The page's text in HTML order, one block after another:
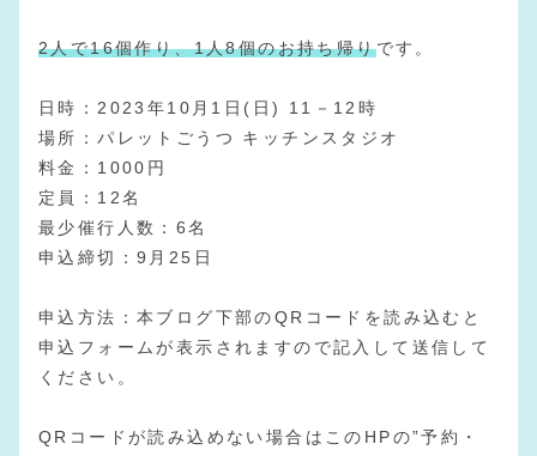
2人で16個作り、1人8個のお持ち帰りです。
日時：2023年10月1日(日) 11－12時
場所：パレットごうつ キッチンスタジオ
料金：1000円
定員：12名
最少催行人数：6名
申込締切：9月25日
申込方法：本ブログ下部のQRコードを読み込むと
申込フォームが表示されますので記入して送信して
ください。
QRコードが読み込めない場合はこのHPの”予約・